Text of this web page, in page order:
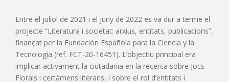
Entre el juliol de 2021 i el juny de 2022 es va dur a terme el
projecte “Literatura i societat: arxius, entitats, publicacions”,
finançat per la Fundación Española para la Ciencia y la
Tecnología (ref. FCT-20-16451). L’objectiu principal era
implicar activament la ciutadania en la recerca sobre Jocs
Florals i certàmens literaris, i sobre el rol d’entitats i